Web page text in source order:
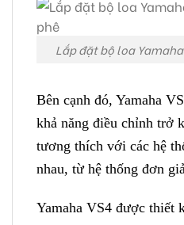
Lắp đặt bộ loa
Bên cạnh đó, Yamaha
khả năng điều chỉnh trở
tương thích với các hệ
nhau, từ hệ thống đơn
Yamaha VS4 được thiết